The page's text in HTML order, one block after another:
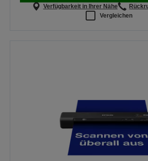
Verfügbarkeit in Ihrer Nähe
Vergleichen